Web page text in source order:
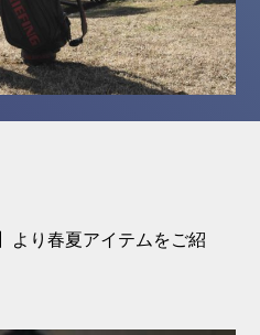
より春夏アイテムをご紹